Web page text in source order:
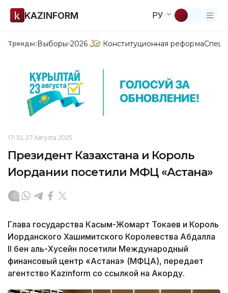
KAZINFORM РУ
Тренды:Выборы-2026 Конституционная реформа
17:32, 27 Августа 2025
Президент Казахстана и Король
Иордании посетили МФЦ «Астана»
Глава государства Касым-Жомарт Токаев и Король
Иорданского Хашимитского Королевства Абдалла
II бен аль-Хусейн посетили Международный
финансовый центр «Астана» (МФЦА), передает
агентство Kazinform со ссылкой на Акорду.